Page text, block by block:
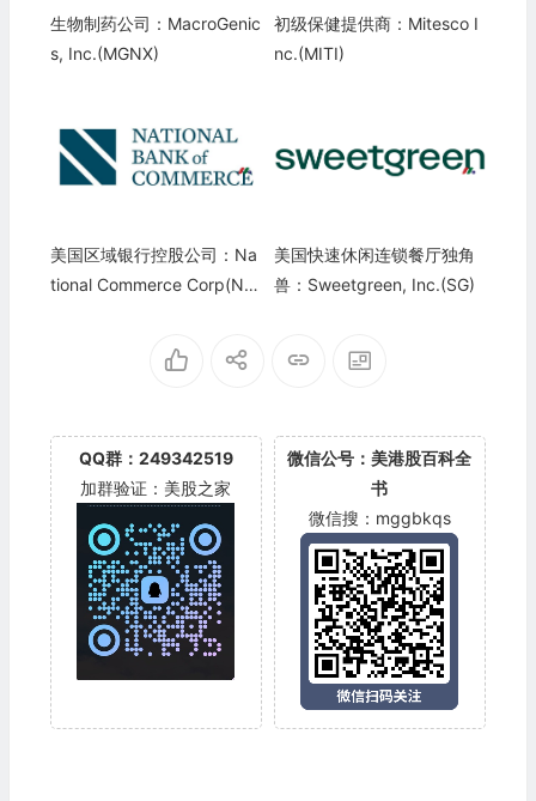
生物制药公司：MacroGenic
s, Inc.(MGNX)
初级保健提供商：Mitesco I
nc.(MITI)
美国区域银行控股公司：Na
tional Commerce Corp(NC
美国快速休闲连锁餐厅独角
兽：Sweetgreen, Inc.(SG)
QQ群：249342519
加群验证：美股之家
微信公号：美港股百科全
书
微信搜：mggbkqs